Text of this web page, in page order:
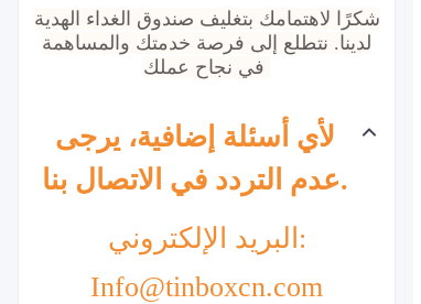
شكرًا لاهتمامك بتغليف صندوق الغداء الهدية
لدينا. نتطلع إلى فرصة خدمتك والمساهمة
لأي أسئلة إضافية، يرجى
عدم التردد في الاتصال بنا.
البريد الإلكتروني:
Info@tinboxcn.com